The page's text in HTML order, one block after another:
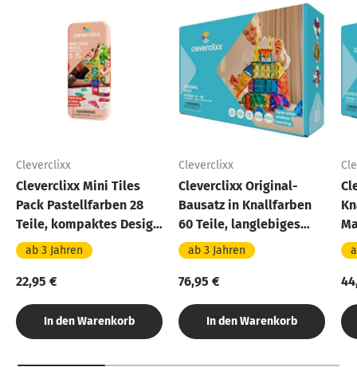
Cleverclixx
Cleverclixx Mini Tiles
Pack Pastellfarben 28
Teile, kompaktes Design
für unterwegs ToGo,
inklusive
Aufbewahrungsbox,
ab 3 Jahren
22,95 €
In den Warenkorb
Cleverclixx
Cleverclixx Original-
Bausatz in Knallfarben
60 Teile, langlebiges
Magnetspielzeug,
Magnetfliesen
ab 3 Jahren
76,95 €
In den Warenkorb